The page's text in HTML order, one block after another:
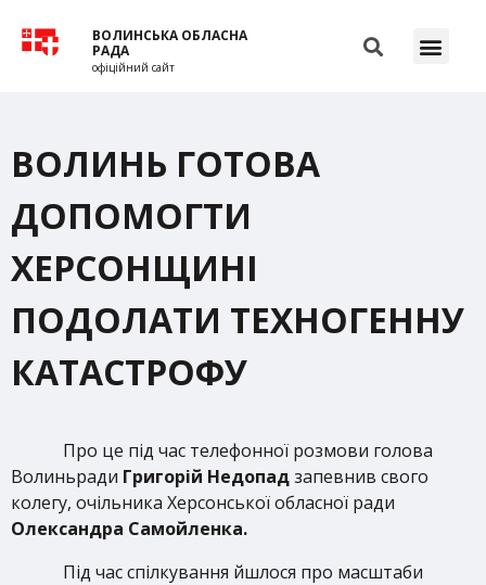
ВОЛИНСЬКА ОБЛАСНА
РАДА
офіційний сайт
ВОЛИНЬ ГОТОВА
ДОПОМОГТИ
ХЕРСОНЩИНІ
ПОДОЛАТИ ТЕХНОГЕННУ
КАТАСТРОФУ
Про це під час телефонної розмови голова
Волиньради Григорій Недопадзапевнив свого
колегу, очільника Херсонської обласної ради
Олександра Самойленка.
Під час спілкування йшлося про масштаби